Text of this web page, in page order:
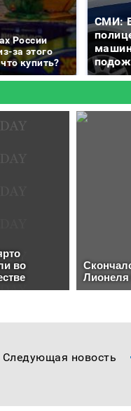
России
за этого
купить?
СМИ:
Следующая новость